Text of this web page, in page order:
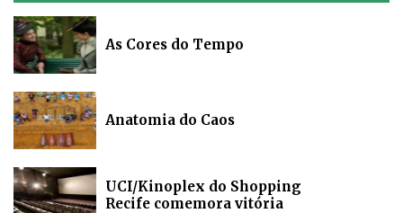
As Cores do Tempo
Anatomia do Caos
UCI/Kinoplex do Shopping
Recife comemora vitória